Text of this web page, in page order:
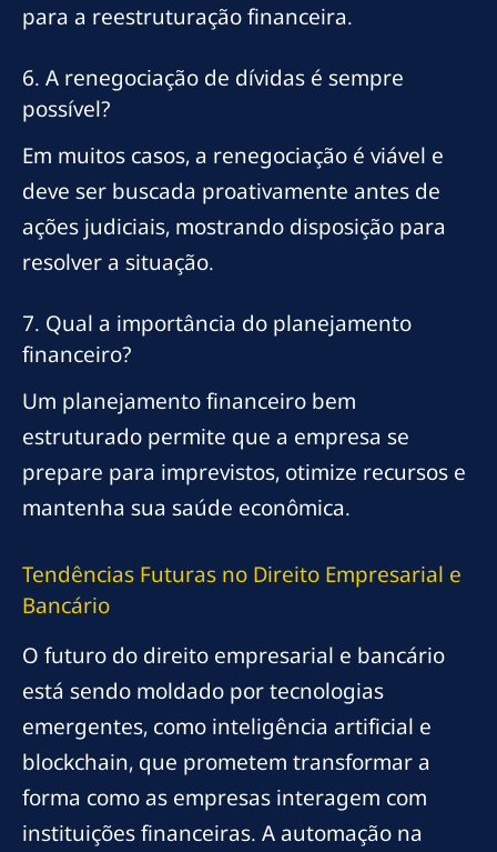
para a reestruturação financeira.
6. A renegociação de dívidas é sempre
possível?
Em muitos casos, a renegociação é viável e
deve ser buscada proativamente antes de
ações judiciais, mostrando disposição para
resolver a situação.
7. Qual a importância do planejamento
financeiro?
Um planejamento financeiro bem
estruturado permite que a empresa se
prepare para imprevistos, otimize recursos e
mantenha sua saúde econômica.
Tendências Futuras no Direito Empresarial e
Bancário
O futuro do direito empresarial e bancário
está sendo moldado por tecnologias
emergentes, como inteligência artificial e
blockchain, que prometem transformar a
forma como as empresas interagem com
instituições financeiras. A automação na